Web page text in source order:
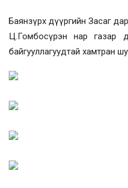
Баянзүрх дүүргийн Засаг
Ц.Гомбосүрэн нар газар
байгууллагуудтай хамтран